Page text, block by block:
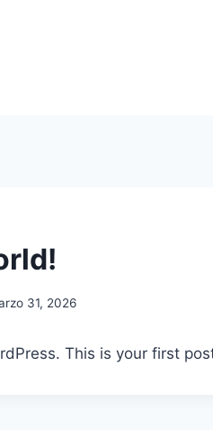
31, 2026
This is your first